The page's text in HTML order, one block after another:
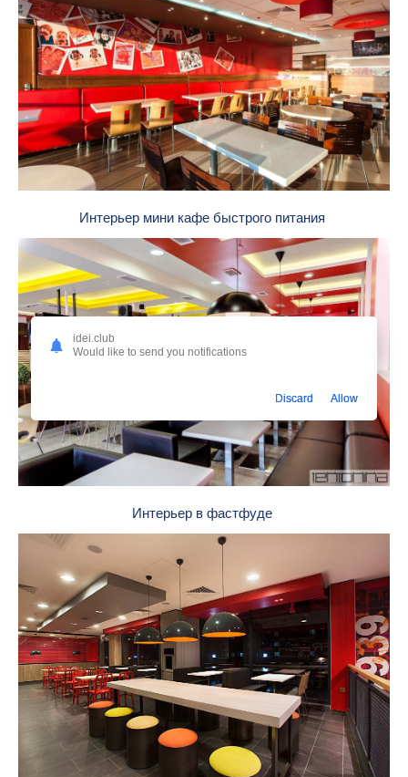
Интерьер мини кафе быстрого питания
Интерьер в фастфуде
idei.club
Would like to send you notifications
Discard Allow